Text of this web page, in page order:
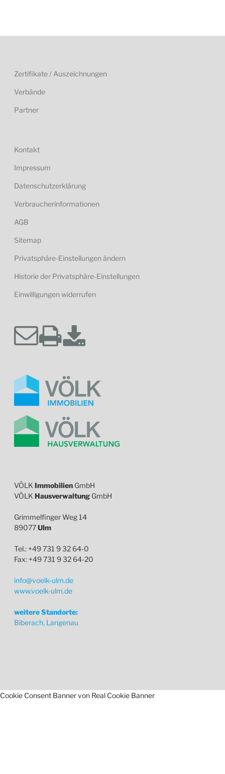
Zertifikate / Auszeichnungen
Verbände
Partner
Kontakt
Impressum
Datenschutzerklärung
Verbraucherinformationen
AGB
Sitemap
Privatsphäre-Einstellungen ändern
Historie der Privatsphäre-Einstellungen
Einwilligungen widerrufen
VÖLK Immobilien GmbH
VÖLK Hausverwaltung GmbH
Grimmelfinger Weg 14
89077Ulm
Tel.: +49 731 9 32 64-0
Fax: +49 731 9 32 64-20
info@voelk-ulm.de
www.voelk-ulm.de
weitere Standorte:
Biberach, Langenau
Cookie Consent Banner von Real Cookie Banner